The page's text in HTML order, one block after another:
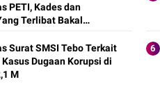
PETI, Kades dan
Terlibat Bakal
Surat SMSI Tebo Terkait
Dugaan Korupsi di
M